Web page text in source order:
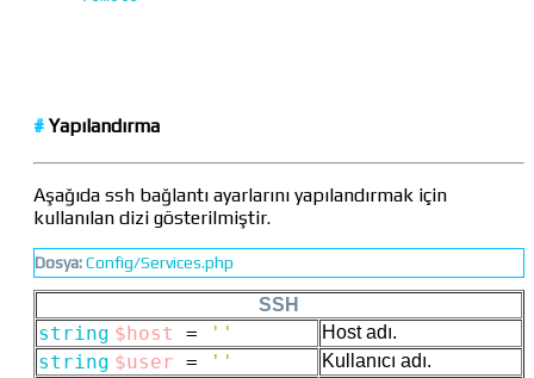
#Yapılandırma
Aşağıda ssh bağlantı ayarlarını yapılandırmak için
kullanılan dizi gösterilmiştir.
Dosya:Config/Services.php
SSH
string $host = '' Host adı.
string $user = '' Kullanıcı adı.